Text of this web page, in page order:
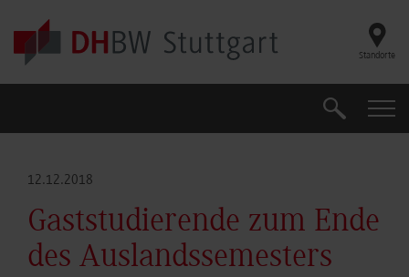
Skip to main content
Standorte
Suche
12.12.2018
Gaststudierende zum Ende
des Auslandssemesters